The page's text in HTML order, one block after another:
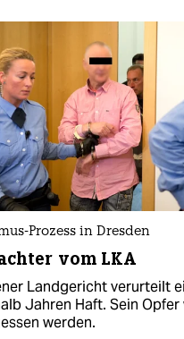
Prozess in Dresden
vom LKA
Landgericht verurteilt
Jahren Haft. Sein
werden.